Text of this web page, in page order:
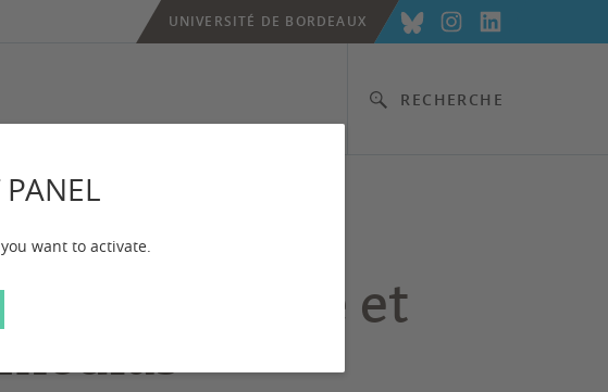
want to activate.
RECHERCHE
UNIVERSITÉ DE BORDEAUX
Colloque
pénale et